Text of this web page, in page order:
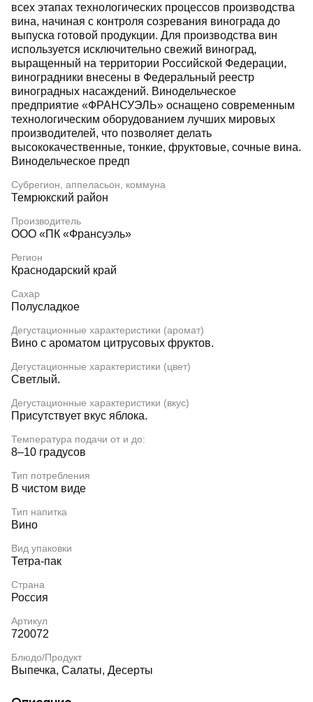
всех этапах технологических процессов производства
вина, начиная с контроля созревания винограда до
выпуска готовой продукции. Для производства вин
используется исключительно свежий виноград,
выращенный на территории Российской Федерации,
виноградники внесены в Федеральный реестр
виноградных насаждений. Винодельческое
предприятие «ФРАНСУЭЛЬ» оснащено современным
технологическим оборудованием лучших мировых
производителей, что позволяет делать
высококачественные, тонкие, фруктовые, сочные вина.
Винодельческое предп
Субрегион, аппеласьон, коммуна
Темрюкский район
Производитель
ООО «ПК «Франсуэль»
Регион
Краснодарский край
Сахар
Полусладкое
Дегустационные характеристики (аромат)
Вино с ароматом цитрусовых фруктов.
Дегустационные характеристики (цвет)
Светлый.
Дегустационные характеристики (вкус)
Присутствует вкус яблока.
Температура подачи от и до:
8–10 градусов
Тип потребления
В чистом виде
Тип напитка
Вино
Вид упаковки
Тетра-пак
Страна
Россия
Артикул
720072
Блюдо/Продукт
Выпечка, Салаты, Десерты